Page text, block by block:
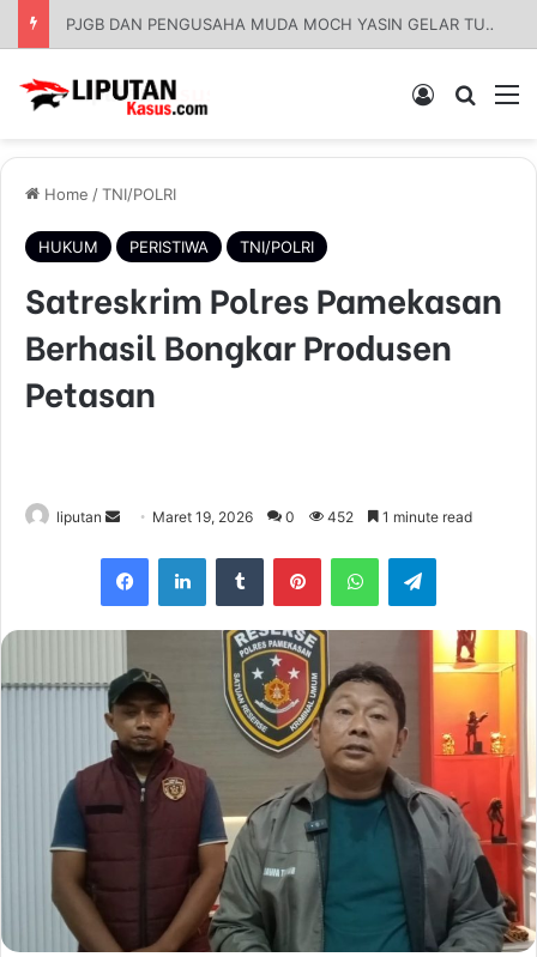
Apresiasi Pengadilan Tinggi Surabaya: Respons Cepat Gugatan Banding Perdata Sumenep, Harapan Pencari Keadilan
Log In
Home /TNI/POLRI
HUKUM PERISTIWA TNI/POLRI
Satreskrim Polres Pamekasan
Berhasil Bongkar Produsen
Petasan
liputan
n
d
a
e
m
a
i
l
Maret 19, 2026 0 452 1 minute read